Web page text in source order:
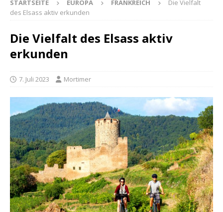
STARTSEITE EUROPA FRANKREICH
Die Vielfalt
des Elsass aktiv erkunden
Die Vielfalt des Elsass aktiv
erkunden
7. Juli 2023 Mortimer